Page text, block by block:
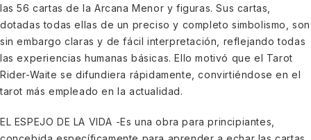
las 56 cartas de la Arcana Menor y figuras. Sus cartas,
dotadas todas ellas de un preciso y completo simbolismo, son
sin embargo claras y de fácil interpretación, reflejando todas
las experiencias humanas básicas. Ello motivó que el Tarot
Rider-Waite se difundiera rápidamente, convirtiéndose en el
tarot más empleado en la actualidad.
EL ESPEJO DE LA VIDA -Es una obra para principiantes,